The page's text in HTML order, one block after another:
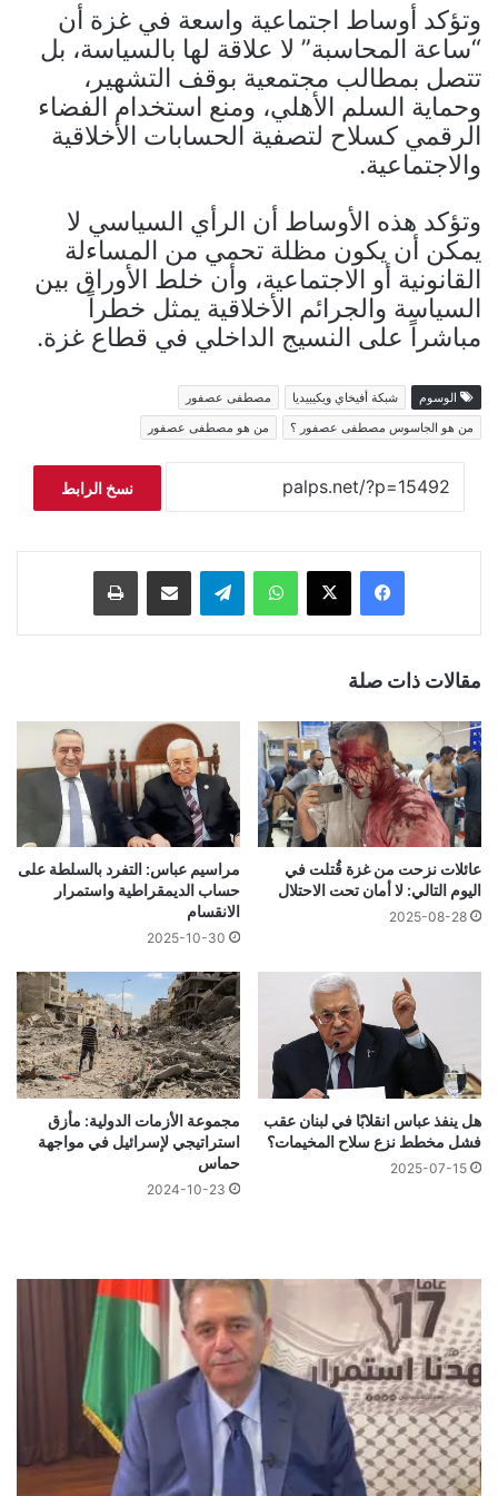
وتؤكد أوساط اجتماعية واسعة في غزة أن
“ساعة المحاسبة” لا علاقة لها بالسياسة، بل
تتصل بمطالب مجتمعية بوقف التشهير،
وحماية السلم الأهلي، ومنع استخدام الفضاء
الرقمي كسلاح لتصفية الحسابات الأخلاقية
والاجتماعية.
وتؤكد هذه الأوساط أن الرأي السياسي لا
يمكن أن يكون مظلة تحمي من المساءلة
القانونية أو الاجتماعية، وأن خلط الأوراق بين
السياسة والجرائم الأخلاقية يمثل خطراً
مباشراً على النسيج الداخلي في قطاع غزة.
الوسوم شبكة أفيخاي ويكيبيديا
مصطفى عصفور
من هو الجاسوس مصطفى عصفور ؟
من هو مصطفى عصفور
نسخ الرابط
فيسبوك ‫X واتساب تيلقرام مشاركة عبر البريد طباعة
مقالات ذات صلة
عائلات نزحت من غزة قُتلت في
اليوم التالي: لا أمان تحت الاحتلال
2025-08-28
مراسيم عباس: التفرد بالسلطة على
حساب الديمقراطية واستمرار
الانقسام
2025-10-30
هل ينفذ عباس انقلابًا في لبنان عقب
فشل مخطط نزع سلاح المخيمات؟
2025-07-15
مجموعة الأزمات الدولية: مأزق
استراتيجي لإسرائيل في مواجهة
حماس
2024-10-23